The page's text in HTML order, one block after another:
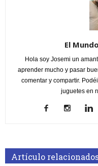
El
Hola soy Josemi un
aprender mucho y pasar
comentar y compartir.
juguetes en
Artículo